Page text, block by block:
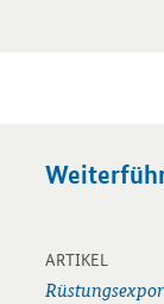
ARTIKEL
Öffnet